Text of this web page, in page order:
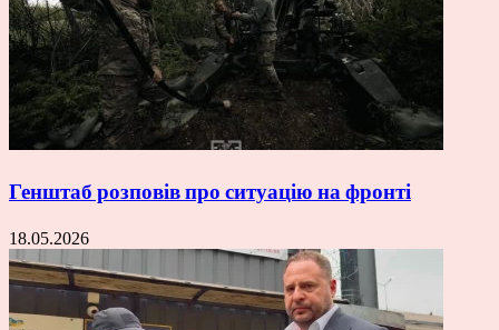
Генштаб розповів про ситуацію на фронті
18.05.2026